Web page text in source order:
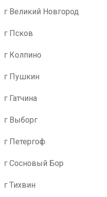
г Великий Новгород
г Псков
г Колпино
г Пушкин
г Гатчина
г Выборг
г Петергоф
г Сосновый Бор
г Тихвин